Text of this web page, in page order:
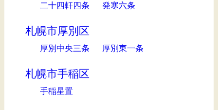
二十四軒四条 発寒六条
札幌市厚別区
厚別中央三条 厚別東一条
札幌市手稲区
手稲星置